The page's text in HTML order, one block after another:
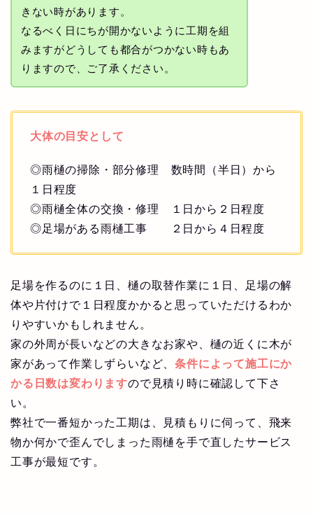
きない時があります。
なるべく日にちが開かないように工期を組
みますがどうしても都合がつかない時もあ
りますので、ご了承ください。
大体の目安として
◎雨樋の掃除・部分修理 数時間（半日）から
１日程度
◎雨樋全体の交換・修理 １日から２日程度
◎足場がある雨樋工事 ２日から４日程度
足場を作るのに１日、樋の取替作業に１日、足場の解
体や片付けで１日程度かかると思っていただけるわか
りやすいかもしれません。
家の外周が長いなどの大きなお家や、樋の近くに木が
家があって作業しずらいなど、条件によって施工にか
かる日数は変わりますので見積り時に確認して下さ
い。
弊社で一番短かった工期は、見積もりに伺って、飛来
物か何かで歪んでしまった雨樋を手で直したサービス
工事が最短です。